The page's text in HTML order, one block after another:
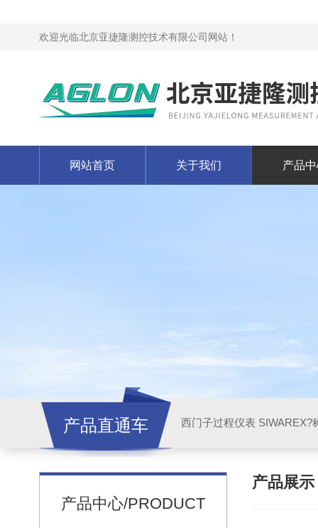
欢迎光临北京亚捷隆测控技术有限公司网站！
网站首页 关于我们 产品
产品直通车 西门子过程仪表 SIWAREX?
产品中心/PRODUCT
产品展示